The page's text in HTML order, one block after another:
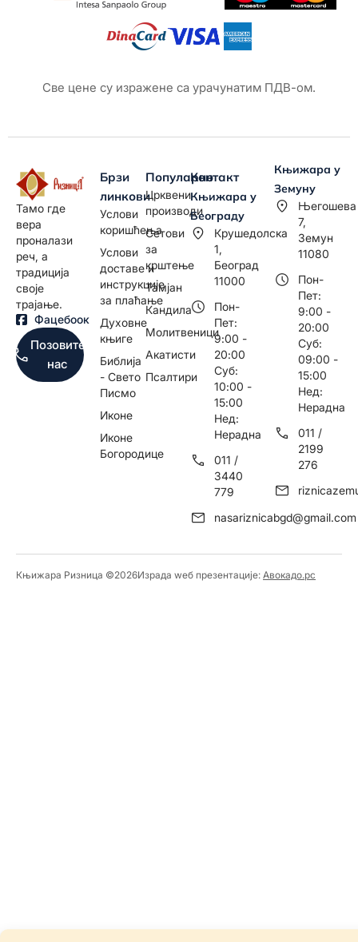
Све цене су изражене са урачунатим ПДВ-ом.
Тамо где
вера
проналази
реч, а
традиција
своје
трајање.
Фацебоок
Позовите
нас
Брзи
линкови
Услови
коришћења
Услови
доставе и
инструкције
за плаћање
Духовне
књиге
Библија
- Свето
Писмо
Иконе
Иконе
Богородице
Популарно
Црквени
производи
Сетови
за
крштење
Тамјан
Кандила
Молитвеници
Акатисти
Псалтири
Контакт
Књижара у
Београду
Крушедолска
1,
Београд
11000
Пон-
Пет:
9:00 -
20:00
Суб:
10:00 -
15:00
Нед:
Нерадна
011 /
3440
779
nasariznicabgd@gmail.com
Књижара у
Земуну
Његошева
7,
Земун
11080
Пон-
Пет:
9:00 -
20:00
Суб:
09:00 -
15:00
Нед:
Нерадна
011 /
2199
276
Књижара Ризница ©️2026Израда wеб презентације: Авокадо.рс